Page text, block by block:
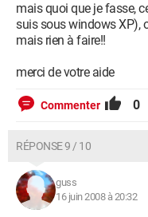
mais quoi que je fasse,
suis sous windows XP),
mais rien à faire!!
merci de votre aide
Commenter 0
RÉPONSE 9 / 10
guss
16 juin 2008 à 20:32